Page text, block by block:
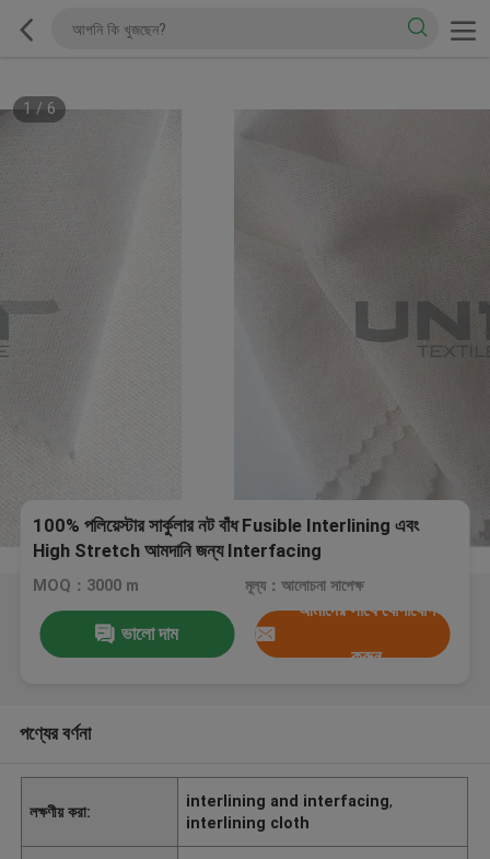
1 / 6
100% পলিয়েস্টার সার্কুলার নট বাঁধ Fusible Interlining এবং
High Stretch আমদানি জন্য Interfacing
MOQ：3000 m মূল্য：আলোচনা সাপেক্ষ
ভালো দাম
আমাদের সাথে যোগাযোগ
করুন
পণ্যের বর্ণনা
লক্ষণীয় করা:
interlining and interfacing,
interlining cloth